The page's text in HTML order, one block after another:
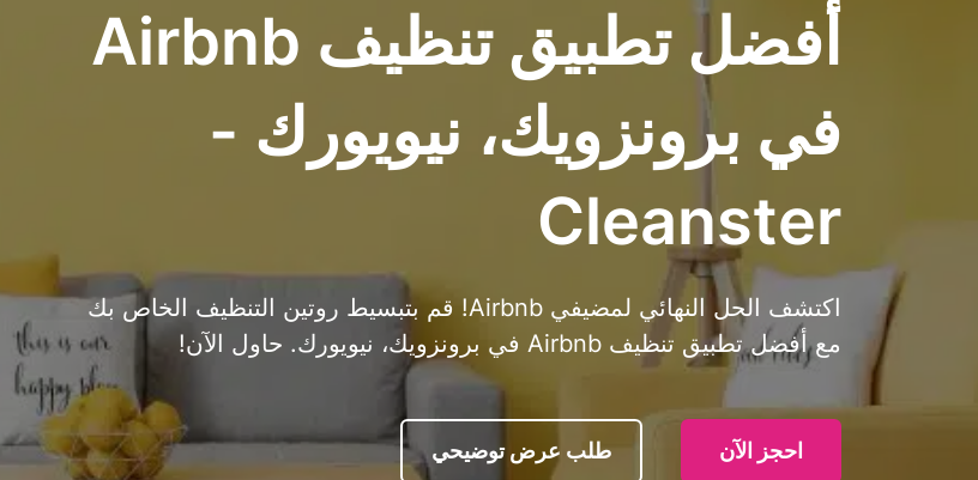
أفضل تطبيق تنظيف Airbnb
في برونزويك، نيويورك -
Cleanster
اكتشف الحل النهائي لمضيفي Airbnb! قم بتبسيط روتين التنظيف الخاص بك
مع أفضل تطبيق تنظيف Airbnb في برونزويك، نيويورك. حاول الآن!
احجز الآن طلب عرض توضيحي